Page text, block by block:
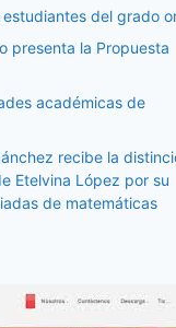
del grado
presenta la Propuesta
académicas de
recibe la
Etelvina López por su
de matemáticas